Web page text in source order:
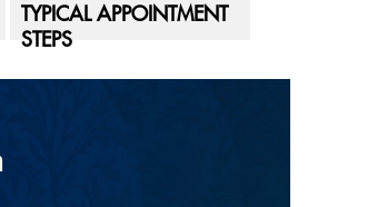
TYPICAL APPOINTMENT
STEPS